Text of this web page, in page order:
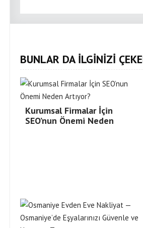
BUNLAR DA İLGİNİZİ
Kurumsal Firmalar İçin
SEO’nun Önemi Neden